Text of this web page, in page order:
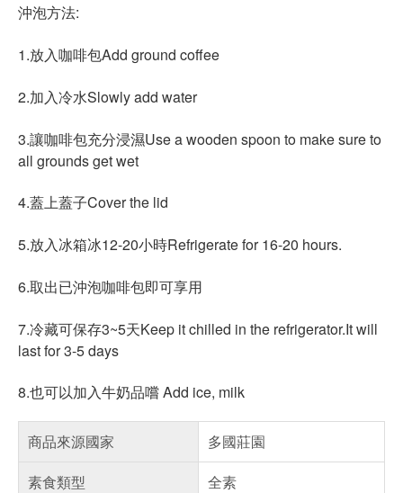
沖泡方法:
1.放入咖啡包Add ground coffee
2.加入冷水Slowly add water
3.讓咖啡包充分浸濕Use a wooden spoon to make sure to
all grounds get wet
4.蓋上蓋子Cover the lid
5.放入冰箱冰12-20小時Refrigerate for 16-20 hours.
6.取出已沖泡咖啡包即可享用
7.冷藏可保存3~5天Keep it chilled in the refrigerator.It will
last for 3-5 days
8.也可以加入牛奶品嚐 Add ice, milk
商品來源國家
多國莊園
素食類型
全素